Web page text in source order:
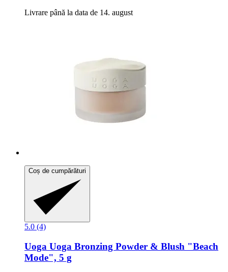
Livrare până la data de 14. august
Coș de cumpărături
5.0 (4)
Uoga Uoga Bronzing Powder & Blush "Beach
Mode", 5 g